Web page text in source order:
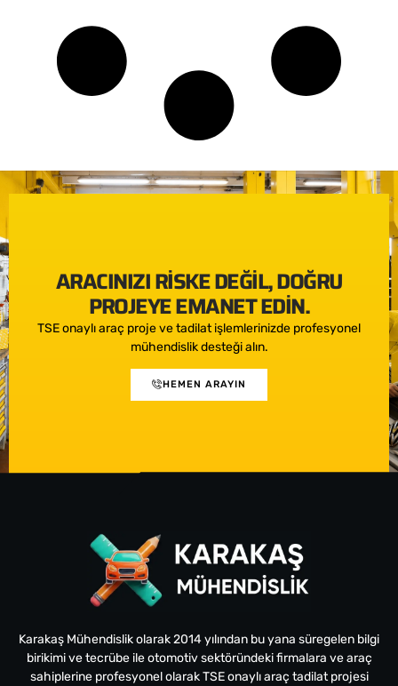
ARACINIZI RISKE DEĞIL, DOĞRU
PROJEYE EMANET EDIN.
TSE onaylı araç proje ve tadilat işlemlerinizde profesyonel
mühendislik desteği alın.
HEMEN ARAYIN
Karakaş Mühendislik olarak 2014 yılından bu yana süregelen bilgi
birikimi ve tecrübe ile otomotiv sektöründeki firmalara ve araç
sahiplerine profesyonel olarak TSE onaylı araç tadilat projesi